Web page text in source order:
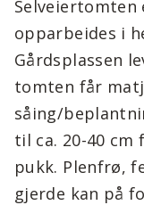
Selveiertomten
opparbeides i
Gårdsplassen
tomten får
såing/
til ca. 20-40
pukk. Plenfrø,
gjerde kan på